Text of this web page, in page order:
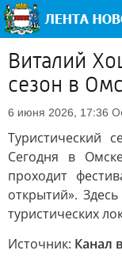
Виталий
сезон в
6 июня 2026, 17:36
Туристический
Сегодня в
проходит
открытий».
туристических
Источник: Канал